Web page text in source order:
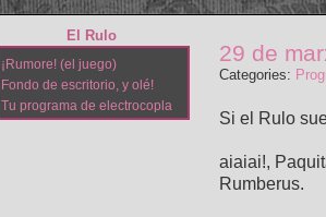
29 de
Categories:
Si el Rulo
aiaiai!,
Rumberus.
El Rulo
¡Rumore! (el juego)
Fondo de escritorio, y olé!
Tu programa de electrocopla